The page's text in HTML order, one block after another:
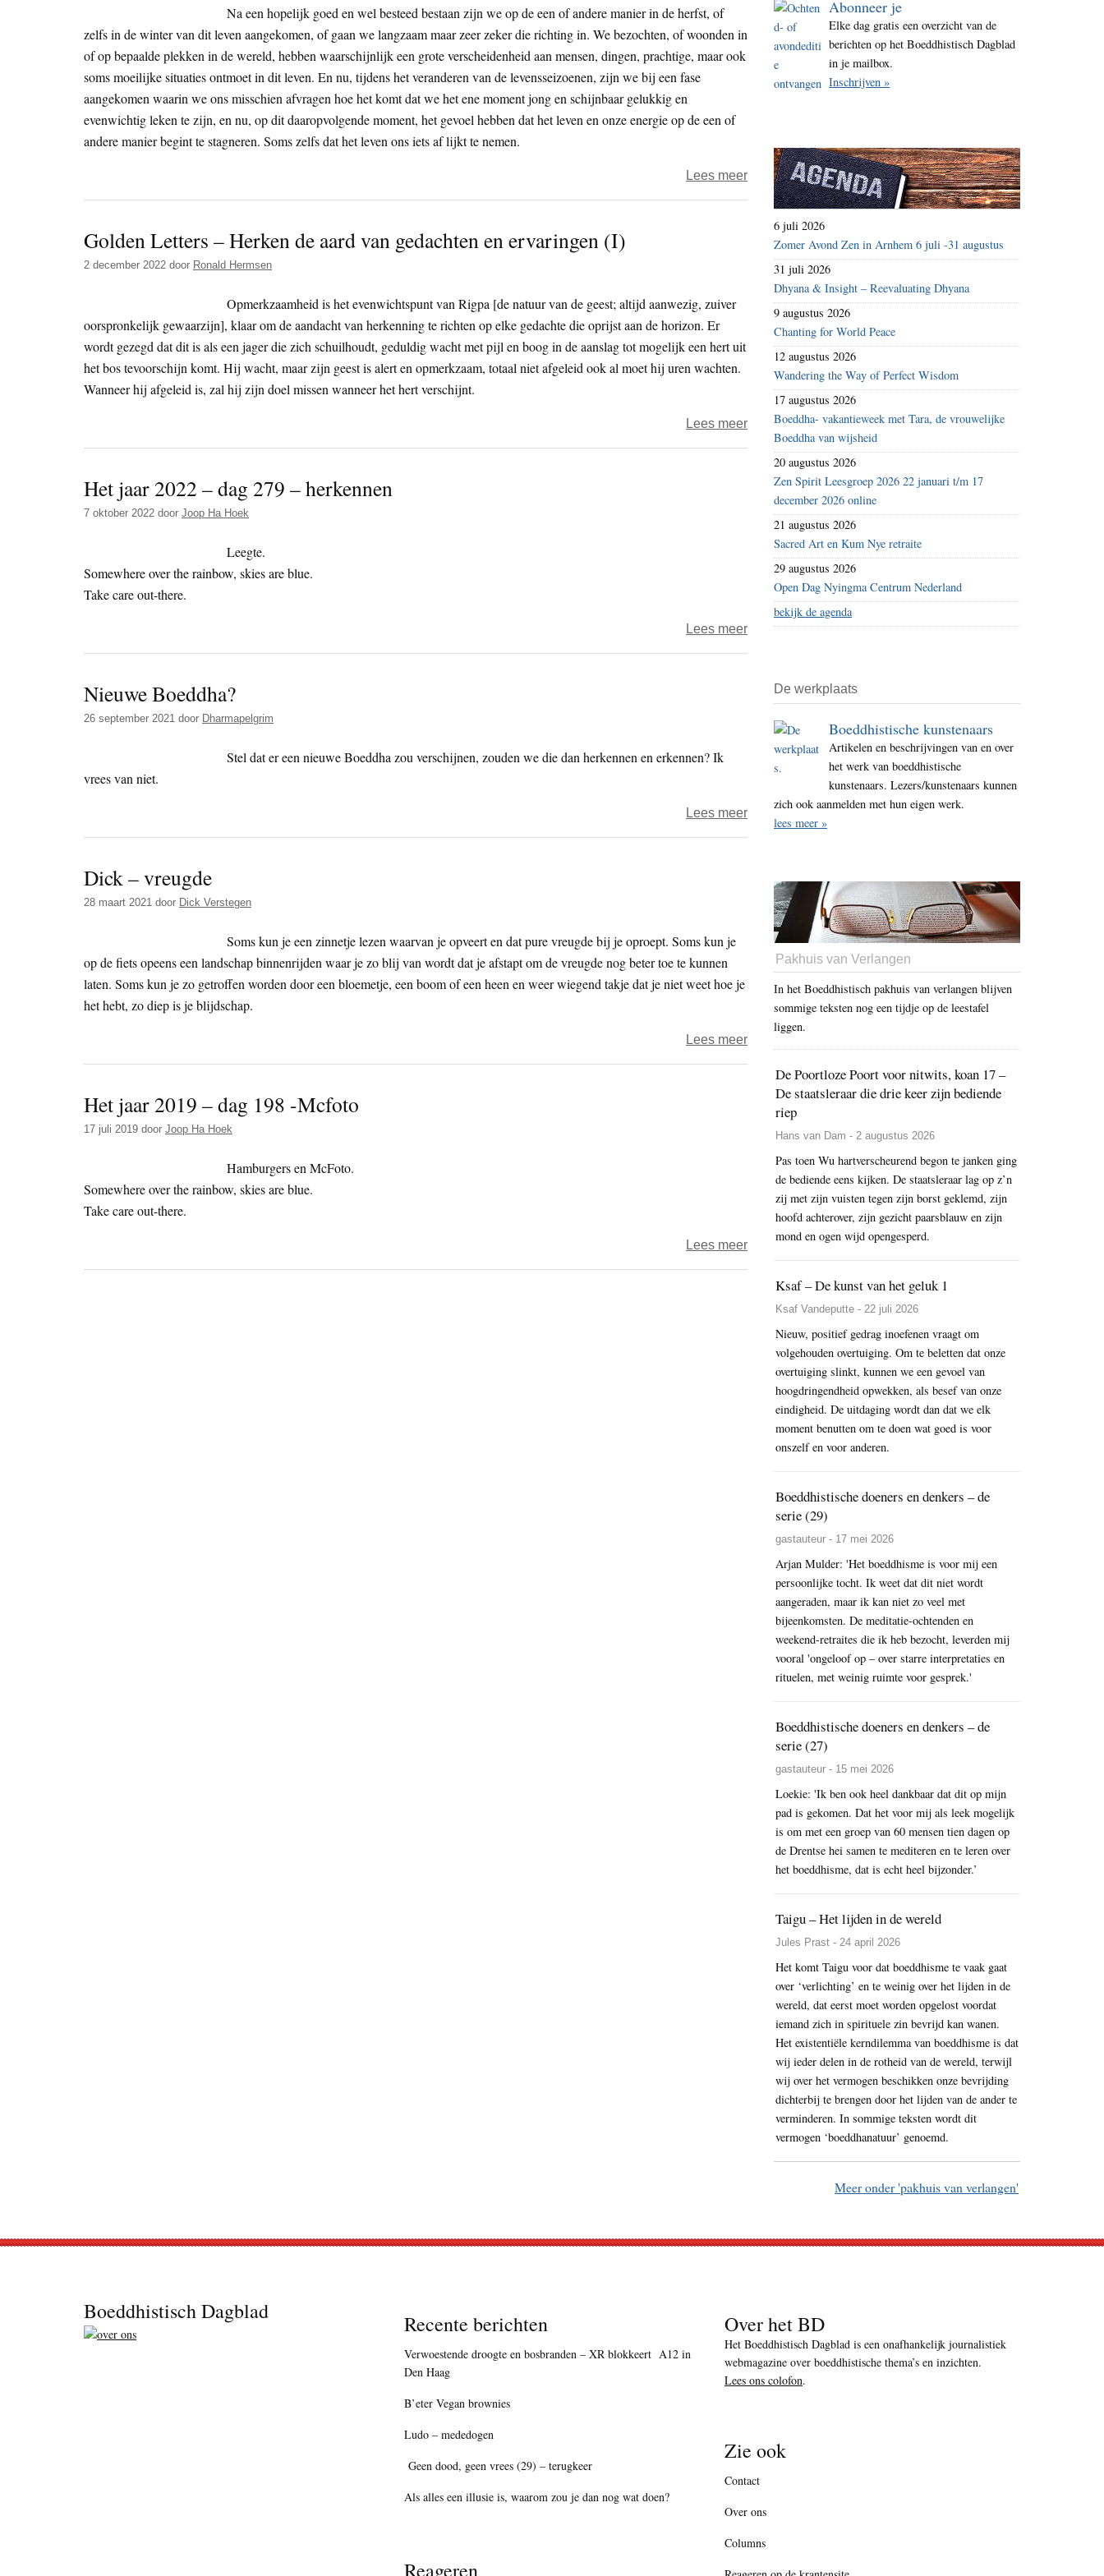
i
t
Na een hopelijk goed en wel besteed bestaan zijn we op de een of andere manier in de herfst, of
zelfs in de winter van dit leven aangekomen, of gaan we langzaam maar zeer zeker die richting in. We bezochten, of woonden in
of op bepaalde plekken in de wereld, hebben waarschijnlijk een grote verscheidenheid aan mensen, dingen, prachtige, maar ook
soms moeilijke situaties ontmoet in dit leven. En nu, tijdens het veranderen van de levensseizoenen, zijn we bij een fase
aangekomen waarin we ons misschien afvragen hoe het komt dat we het ene moment jong en schijnbaar gelukkig en
evenwichtig leken te zijn, en nu, op dit daaropvolgende moment, het gevoel hebben dat het leven en onze energie op de een of
andere manier begint ​​te stagneren. Soms zelfs dat het leven ons iets af lijkt te nemen.
Lees meerover
HeART
Aging’
Golden Letters – Herken de aard van gedachten en ervaringen (I)
2 december 2022 door Ronald Hermsen
Opmerkzaamheid is het evenwichtspunt van Rigpa [de natuur van de geest; altijd aanwezig, zuiver
oorspronkelijk gewaarzijn], klaar om de aandacht van herkenning te richten op elke gedachte die oprijst aan de horizon. Er
wordt gezegd dat dit is als een jager die zich schuilhoudt, geduldig wacht met pijl en boog in de aanslag tot mogelijk een hert uit
het bos tevoorschijn komt. Hij wacht, maar zijn geest is alert en opmerkzaam, totaal niet afgeleid ook al moet hij uren wachten.
Wanneer hij afgeleid is, zal hij zijn doel missen wanneer het hert verschijnt.
Lees meerover
Golden
Letters
Herken
gedachten
ervaringen
(I)
Het jaar 2022 – dag 279 – herkennen
7 oktober 2022 door Joop Ha Hoek
Leegte.
Somewhere over the rainbow, skies are blue.
Take care out-there.
Lees meerover
2022
herkennen
Nieuwe Boeddha?
26 september 2021 door Dharmapelgrim
Stel dat er een nieuwe Boeddha zou verschijnen, zouden we die dan herkennen en erkennen? Ik
vrees van niet.
Lees meerover
Nieuwe
Dick – vreugde
28 maart 2021 door Dick Verstegen
Soms kun je een zinnetje lezen waarvan je opveert en dat pure vreugde bij je oproept. Soms kun je
op de fiets opeens een landschap binnenrijden waar je zo blij van wordt dat je afstapt om de vreugde nog beter toe te kunnen
laten. Soms kun je zo getroffen worden door een bloemetje, een boom of een heen en weer wiegend takje dat je niet weet hoe je
het hebt, zo diep is je blijdschap.
Lees meerover
vreugde
Het jaar 2019 – dag 198 -Mcfoto
17 juli 2019 door Joop Ha Hoek
Hamburgers en McFoto.
Somewhere over the rainbow, skies are blue.
Take care out-there.
Lees meerover
Mcfoto
Abonneer je
Elke dag gratis een overzicht van de
berichten op het Boeddhistisch Dagblad
in je mailbox.
Inschrijven »
6 juli 2026
Zomer Avond Zen in Arnhem 6 juli -31 augustus
31 juli 2026
Dhyana & Insight – Reevaluating Dhyana
9 augustus 2026
Chanting for World Peace
12 augustus 2026
Wandering the Way of Perfect Wisdom
17 augustus 2026
Boeddha- vakantieweek met Tara, de vrouwelijke
Boeddha van wijsheid
20 augustus 2026
Zen Spirit Leesgroep 2026 22 januari t/m 17
december 2026 online
21 augustus 2026
Sacred Art en Kum Nye retraite
29 augustus 2026
Open Dag Nyingma Centrum Nederland
bekijk de agenda
De werkplaats
Boeddhistische kunstenaars
Artikelen en beschrijvingen van en over
het werk van boeddhistische
kunstenaars. Lezers/kunstenaars kunnen
zich ook aanmelden met hun eigen werk.
lees meer »
Pakhuis van Verlangen
In het Boeddhistisch pakhuis van verlangen blijven
sommige teksten nog een tijdje op de leestafel
liggen.
De Poortloze Poort voor nitwits, koan 17 –
De staatsleraar die drie keer zijn bediende
riep
Hans van Dam - 2 augustus 2026
Pas toen Wu hartverscheurend begon te janken ging
de bediende eens kijken. De staatsleraar lag op z’n
zij met zijn vuisten tegen zijn borst geklemd, zijn
hoofd achterover, zijn gezicht paarsblauw en zijn
mond en ogen wijd opengesperd.
Ksaf – De kunst van het geluk 1
Ksaf Vandeputte - 22 juli 2026
Nieuw, positief gedrag inoefenen vraagt om
volgehouden overtuiging. Om te beletten dat onze
overtuiging slinkt, kunnen we een gevoel van
hoogdringendheid opwekken, als besef van onze
eindigheid. De uitdaging wordt dan dat we elk
moment benutten om te doen wat goed is voor
onszelf en voor anderen.
Boeddhistische doeners en denkers – de
serie (29)
gastauteur - 17 mei 2026
Arjan Mulder: 'Het boeddhisme is voor mij een
persoonlijke tocht. Ik weet dat dit niet wordt
aangeraden, maar ik kan niet zo veel met
bijeenkomsten. De meditatie-ochtenden en
weekend-retraites die ik heb bezocht, leverden mij
vooral 'ongeloof op – over starre interpretaties en
rituelen, met weinig ruimte voor gesprek.'
Boeddhistische doeners en denkers – de
serie (27)
gastauteur - 15 mei 2026
Loekie: 'Ik ben ook heel dankbaar dat dit op mijn
pad is gekomen. Dat het voor mij als leek mogelijk
is om met een groep van 60 mensen tien dagen op
de Drentse hei samen te mediteren en te leren over
het boeddhisme, dat is echt heel bijzonder.’
Taigu – Het lijden in de wereld
Jules Prast - 24 april 2026
Het komt Taigu voor dat boeddhisme te vaak gaat
over ‘verlichting’ en te weinig over het lijden in de
wereld, dat eerst moet worden opgelost voordat
iemand zich in spirituele zin bevrijd kan wanen.
Het existentiële kerndilemma van boeddhisme is dat
wij ieder delen in de rotheid van de wereld, terwijl
wij over het vermogen beschikken onze bevrijding
dichterbij te brengen door het lijden van de ander te
verminderen. In sommige teksten wordt dit
vermogen ‘boeddhanatuur’ genoemd.
Meer onder 'pakhuis van verlangen'
Boeddhistisch Dagblad Recente berichten
Verwoestende droogte en bosbranden – XR blokkeert A12 in
Den Haag
B’eter Vegan brownies
Ludo – mededogen
Geen dood, geen vrees (29) – terugkeer
Als alles een illusie is, waarom zou je dan nog wat doen?
Reageren
Over het BD
Het Boeddhistisch Dagblad is een onafhankelijk journalistiek
webmagazine over boeddhistische thema’s en inzichten.
Lees ons colofon.
Zie ook
Contact
Over ons
Columns